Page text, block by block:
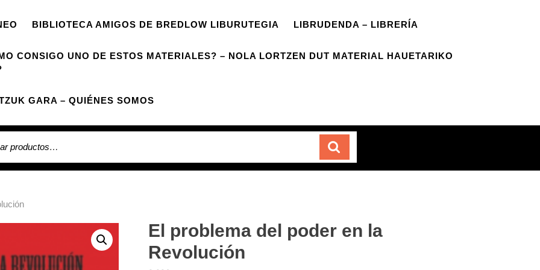
BIBLIOTECA AMIGOS DE BREDLOW LIBURUTEGIA LIBRUDENDA – LIBRERÍA
CONSIGO UNO DE ESTOS MATERIALES? – NOLA LORTZEN DUT MATERIAL HAUETARIKO
GARA – QUIÉNES SOMOS
El problema del poder en la
Revolución